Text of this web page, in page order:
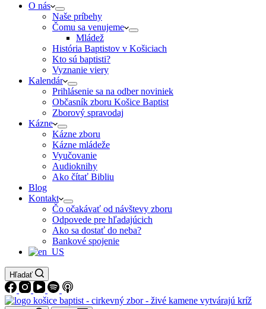
O nás
Naše príbehy
Čomu sa venujeme
Mládež
História Baptistov v Košiciach
Kto sú baptisti?
Vyznanie viery
Kalendár
Prihlásenie sa na odber noviniek
Občasník zboru Košice Baptist
Zborový spravodaj
Kázne
Kázne zboru
Kázne mládeže
Vyučovanie
Audioknihy
Ako čítať Bibliu
Blog
Kontakt
Čo očakávať od návštevy zboru
Odpovede pre hľadajúcich
Ako sa dostať do neba?
Bankové spojenie
Hľadať